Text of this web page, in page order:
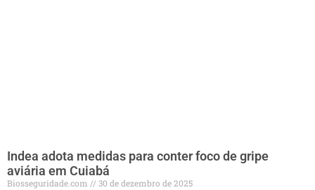
Indea adota medidas para conter foco de gripe
aviária em Cuiabá
Biosseguridade.com 30 de dezembro de 2025